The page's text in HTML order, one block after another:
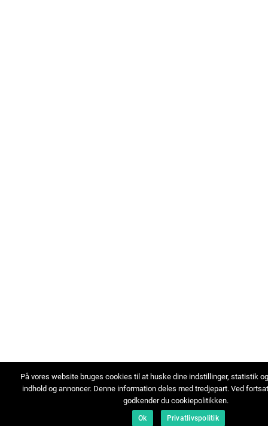
På vores website bruges cookies til at huske dine indstillinger, statistik
indhold og annoncer. Denne information deles med tredjepart. Ved
godkender du cookiepolitikken.
Ok Privatlivspolitik